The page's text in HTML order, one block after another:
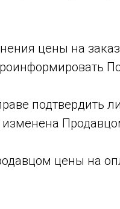
цены на
подтвердить
изменена
цены на